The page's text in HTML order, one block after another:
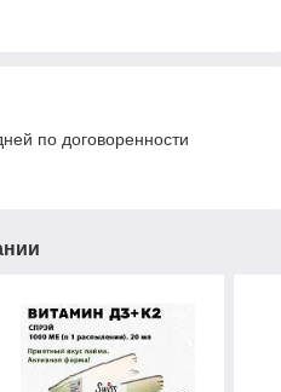
по договоренности